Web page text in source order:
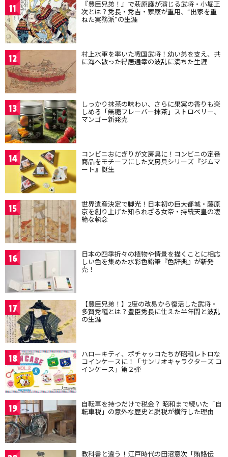
11 『豊臣兄弟！』で萩原護が演じる武将・小堀正
次とは？秀長・秀吉・家康が重用、“出家を重
ねた実務派”の生涯
12 村上水軍を率いた戦国武将！幼い弟を支え、共
に海へ散った得居通幸の波乱に満ちた生涯
13 しっかり抹茶の味わい、さらに果実の香りも楽
しめる「無糖フレーバー抹茶」ストロベリー、
マンゴー新発売
14 コンビニおにぎりが文房具に！コンビニの定番
商品をモチーフにした文房具シリーズ『ジムマ
ート』誕生
15 世界遺産決定で脚光！日本初の巨大都城・藤原
京を創り上げた知られざる女帝・持統天皇の凄
絶な執念
16 日本の四季折々の植物や情景を描くことに相応
しい色を集めた水彩色鉛筆『色辞典』が新発
売！
17 【豊臣兄弟！】2度の改易から復活した武将・
多賀秀種とは？豊臣秀長に仕えた半年間と波乱
の生涯
18 ハローキティ、ポチャッコたちが昭和レトロな
コインケースに！「サンリオキャラクターズ コ
インケース」第２弾
19 自転車を持つだけで税金？ 昭和まで続いた「自
転車税」の意外な歴史と脱税が横行した理由
教科書と違う！江戸時代の田沼意次「賄賂伝